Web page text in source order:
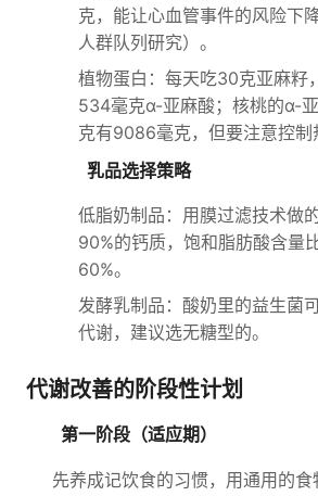
克，能让心血管事件的风险下
人群队列研究）。
植物蛋白：每天吃30克亚麻籽
534毫克α-亚麻酸；核桃的α-
克有9086毫克，但要注意控制
乳品选择策略
低脂奶制品：用膜过滤技术做
90%的钙质，饱和脂肪酸含量
60%。
发酵乳制品：酸奶里的益生菌
代谢，建议选无糖型的。
代谢改善的阶段性计划
第一阶段（适应期）
先养成记饮食的习惯，用通用的